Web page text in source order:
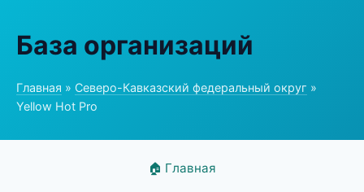
База организаций
Главная » Северо-Кавказский федеральный округ »
Yellow Hot Pro
🏠 Главная